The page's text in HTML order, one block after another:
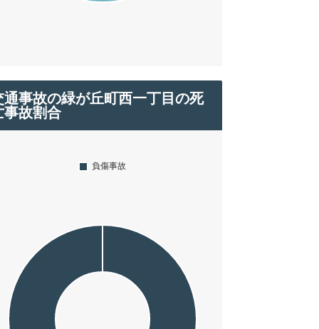
通事故の緑が丘町西一丁目の死
事故割合